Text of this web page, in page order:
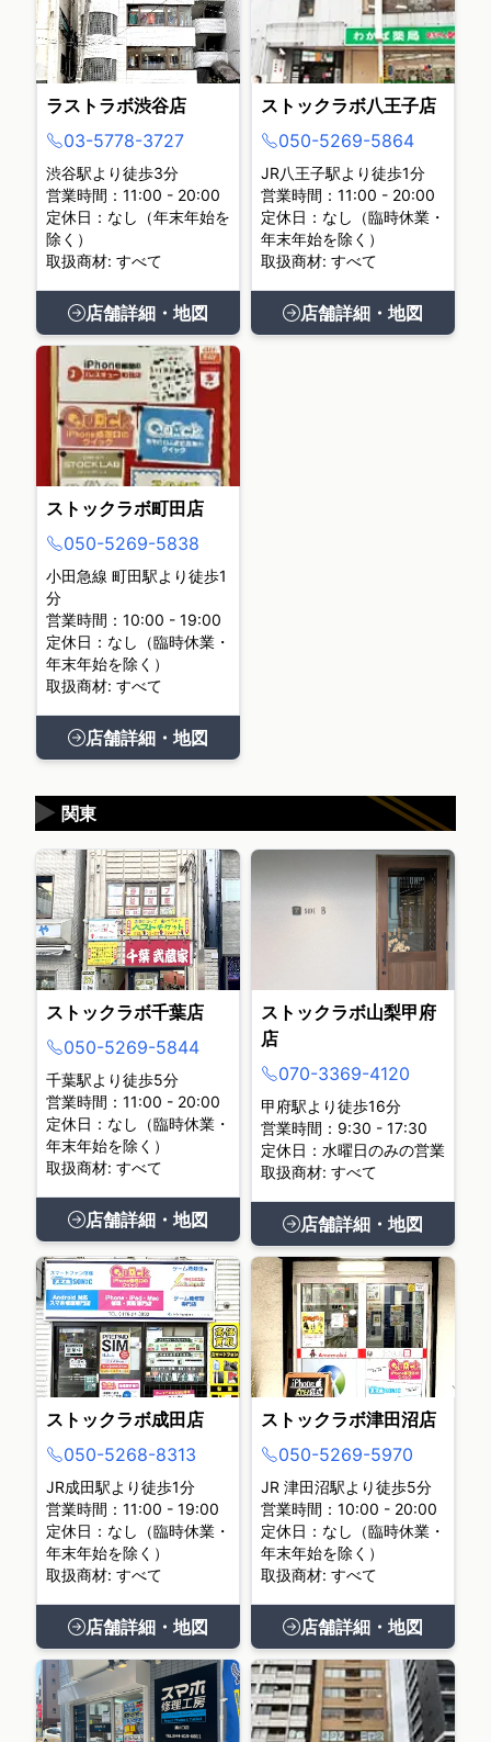
ラストラボ渋谷店
03-5778-3727
渋谷駅より徒歩3分
営業時間：11:00 - 20:00
定休日：なし（年末年始を
除く）
取扱商材: すべて
店舗詳細・地図
ストックラボ八王子店
050-5269-5864
JR八王子駅より徒歩1分
営業時間：11:00 - 20:00
定休日：なし（臨時休業・
年末年始を除く）
取扱商材: すべて
店舗詳細・地図
ストックラボ町田店
050-5269-5838
小田急線 町田駅より徒歩1
分
営業時間：10:00 - 19:00
定休日：なし（臨時休業・
年末年始を除く）
取扱商材: すべて
店舗詳細・地図
関東
▶
ストックラボ千葉店
050-5269-5844
千葉駅より徒歩5分
営業時間：11:00 - 20:00
定休日：なし（臨時休業・
年末年始を除く）
取扱商材: すべて
店舗詳細・地図
ストックラボ山梨甲府
店
070-3369-4120
甲府駅より徒歩16分
営業時間：9:30 - 17:30
定休日：水曜日のみの営業
取扱商材: すべて
店舗詳細・地図
ストックラボ成田店
050-5268-8313
JR成田駅より徒歩1分
営業時間：11:00 - 19:00
定休日：なし（臨時休業・
年末年始を除く）
取扱商材: すべて
店舗詳細・地図
ストックラボ津田沼店
050-5269-5970
JR 津田沼駅より徒歩5分
営業時間：10:00 - 20:00
定休日：なし（臨時休業・
年末年始を除く）
取扱商材: すべて
店舗詳細・地図